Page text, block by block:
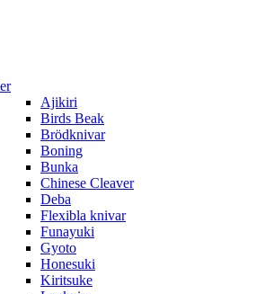
Ajikiri
Birds Beak
Brödknivar
Boning
Bunka
Chinese Cleaver
Deba
Flexibla knivar
Funayuki
Gyoto
Honesuki
Kiritsuke